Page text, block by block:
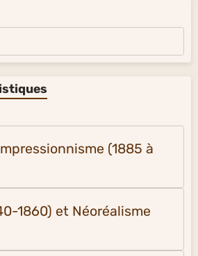
(1885 à
1860) et Néoréalisme